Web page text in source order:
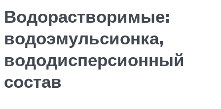
Водорастворимые:
водоэмульсионка,
вододисперсионный
состав